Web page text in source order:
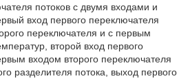
потоков с двумя входами и
вход первого переключателя
переключателя и с первым
второй вход первого
входом второго переключателя
разделителя потока, выход первого